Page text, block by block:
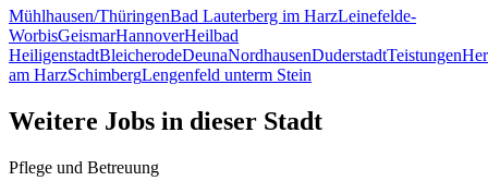
Mühlhausen/ThüringenBad Lauterberg im HarzLeinefelde-
WorbisGeismarHannoverHeilbad
HeiligenstadtBleicherodeDeunaNordhausenDuderstadtTeistungen
am HarzSchimbergLengenfeld unterm Stein
Weitere Jobs in dieser Stadt
Pflege und Betreuung